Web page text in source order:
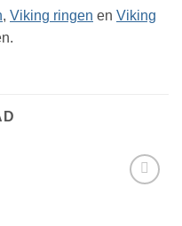
, Viking ringen en Viking
Toevoegen